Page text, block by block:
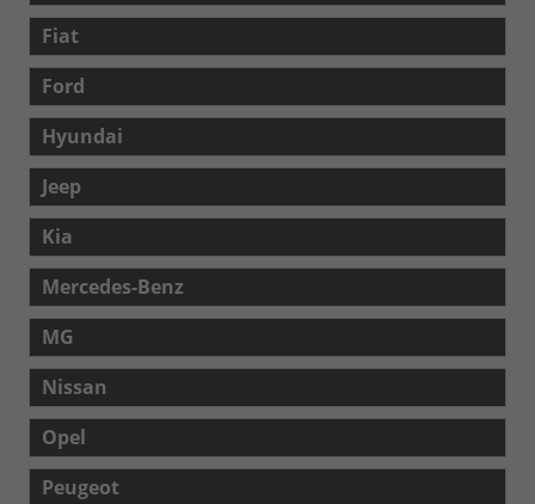
Fiat
Ford
Hyundai
Jeep
Kia
Mercedes-Benz
MG
Nissan
Opel
Peugeot